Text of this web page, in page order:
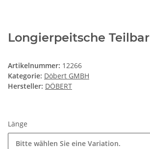
Longierpeitsche Teilbar
Artikelnummer: 12266
Kategorie: Döbert GMBH
Hersteller: DÖBERT
Länge
Bitte wählen Sie eine Variation.